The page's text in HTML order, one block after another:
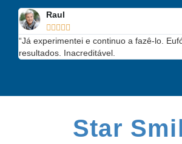
Raul
    
“Já experimentei e continuo a fazê-lo.
resultados. Inacreditável.
Star